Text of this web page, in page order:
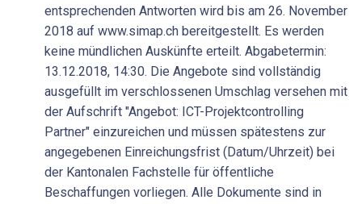
entsprechenden Antworten wird bis am 26. November
2018 auf www.simap.ch bereitgestellt. Es werden
keine mündlichen Auskünfte erteilt. Abgabetermin:
13.12.2018, 14:30. Die Angebote sind vollständig
ausgefüllt im verschlossenen Umschlag versehen mit
der Aufschrift "Angebot: ICT-Projektcontrolling
Partner" einzureichen und müssen spätestens zur
angegebenen Einreichungsfrist (Datum/Uhrzeit) bei
der Kantonalen Fachstelle für öffentliche
Beschaffungen vorliegen. Alle Dokumente sind in